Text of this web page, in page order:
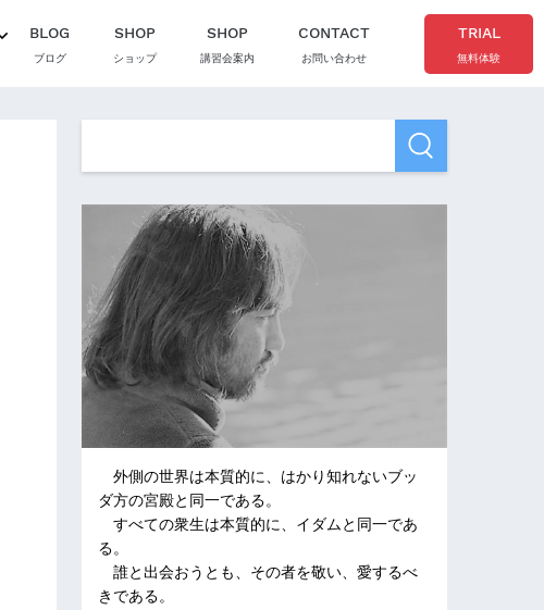
BLOG
ブログ
SHOP
ショップ
SHOP
講習会案内
CONTACT
お問い合わせ
TRIAL
無料体験
外側の世界は本質的に、はかり知れないブッ
ダ方の宮殿と同一である。
すべての衆生は本質的に、イダムと同一であ
る。
誰と出会おうとも、その者を敬い、愛するべ
きである。